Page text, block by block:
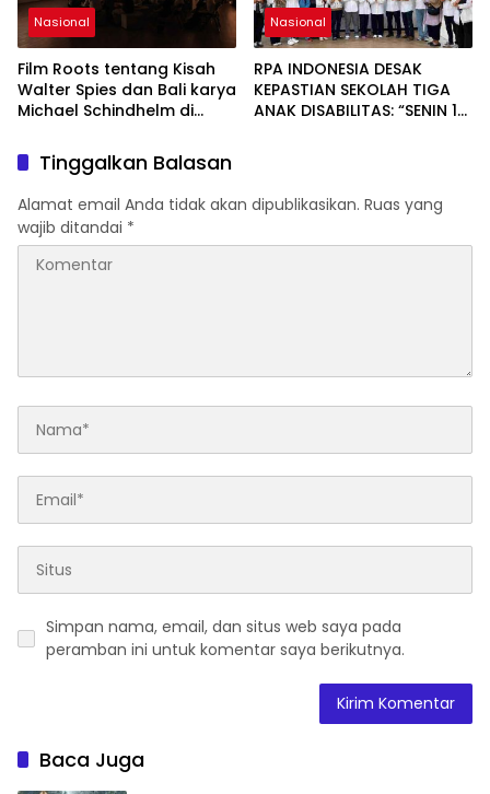
Nasional
Film Roots tentang Kisah
Walter Spies dan Bali karya
Michael Schindhelm di
Pujian
Nasional
RPA INDONESIA DESAK
KEPASTIAN SEKOLAH TIGA
ANAK DISABILITAS: “SENIN 10
Tinggalkan Balasan
Alamat email Anda tidak akan dipublikasikan. Ruas yang
wajib ditandai *
Simpan nama, email, dan situs web saya pada
peramban ini untuk komentar saya berikutnya.
Baca Juga